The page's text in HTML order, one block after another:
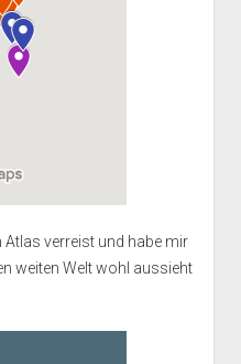
verreist und habe mir
weiten Welt wohl aussieht